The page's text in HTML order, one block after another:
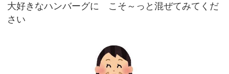
大好きなハンバーグに こそ～っと混ぜてみてくだ
さい